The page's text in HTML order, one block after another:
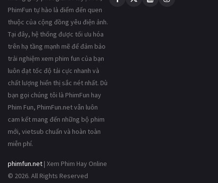
PhimFun tự hào là điểm đến quen
thuộc của cộng đồng yêu điện ảnh.
Tại đây, hệ thống được tối ưu hóa
trên hạ tầng mạnh mẽ để đảm bảo
trải nghiệm xem phim fun của bạn
luôn đạt tốc độ tải cực nhanh và
chất lượng hiển thị sắc nét nhất. Dù
bạn gọi chúng tôi là PhimFun hay
Phim Fun, PhimFun.net vẫn luôn
cam kết mang đến những bộ phim
mới, vietsub chuẩn và hoàn toàn
miễn phí.
phimfun.net | Xem Phim Hay Online
© 2026. All Rights Reserved